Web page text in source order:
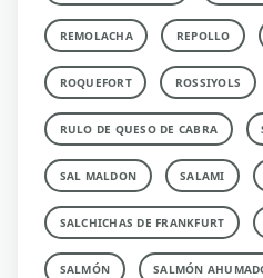
REMOLACHA REPOLLO
ROQUEFORT ROSSIYOLS
RULO DE QUESO DE CABRA
SAL MALDON SALAMI
SALCHICHAS DE FRANKFURT
SALMÓN SALMÓN